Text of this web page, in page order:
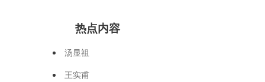
热点内容
汤显祖
王实甫